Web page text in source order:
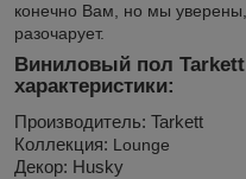
конечно Вам, но мы
разочарует.
Виниловый пол
характеристики:
Производитель: Tarkett
Коллекция: Lounge
Декор: Husky